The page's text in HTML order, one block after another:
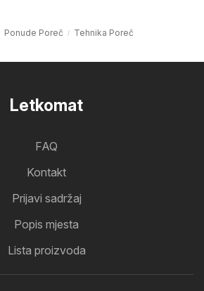
Ponude Poreč Tehnika Poreč
Letkomat
FAQ
Kontakt
Prijavi sadržaj
Popis mjesta
Lista proizvoda